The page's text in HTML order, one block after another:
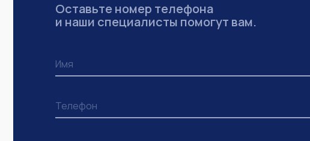
Оставьте номер телефона
и наши специалисты помогут вам.